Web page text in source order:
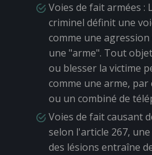
Voies de fait armées :
criminel définit une
comme une
une "arme". Tout
ou blesser la victime
comme une arme,
ou un combiné de
Voies de fait causant
selon l'article 267,
des lésions entraîne